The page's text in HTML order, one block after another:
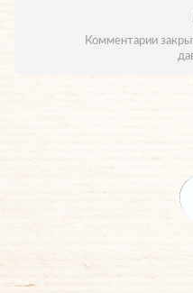
Комментарии